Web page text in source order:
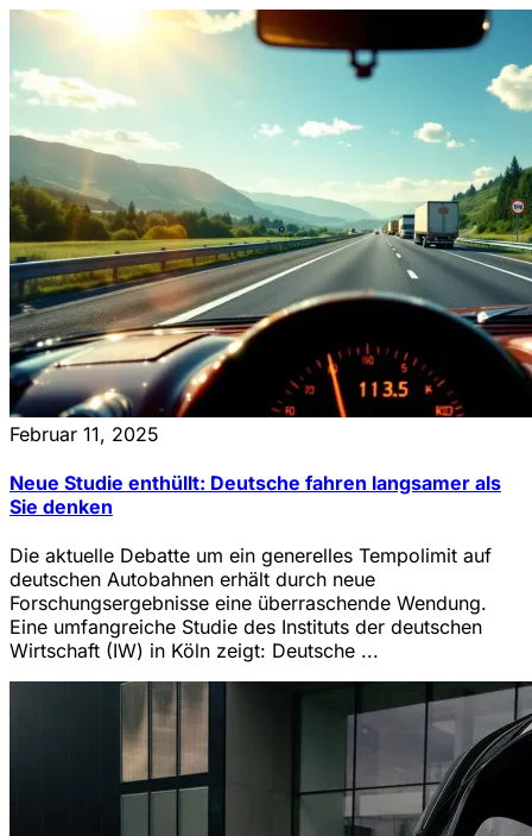
Februar 11, 2025
Neue Studie enthüllt: Deutsche fahren langsamer als
Sie denken
Die aktuelle Debatte um ein generelles Tempolimit auf
deutschen Autobahnen erhält durch neue
Forschungsergebnisse eine überraschende Wendung.
Eine umfangreiche Studie des Instituts der deutschen
Wirtschaft (IW) in Köln zeigt: Deutsche ...